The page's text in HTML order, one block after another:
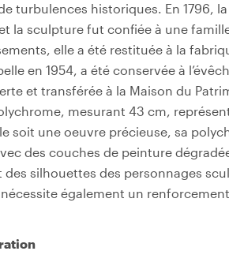
turbulences historiques. En 1796,
la sculpture fut confiée à une
elle a été restituée à la
en 1954, a été conservée à
et transférée à la Maison du
mesurant 43 cm,
soit une oeuvre précieuse, sa
des couches de peinture
des silhouettes des personnages
également un